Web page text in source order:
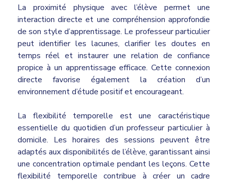
La proximité physique avec l’élève permet une
interaction directe et une compréhension approfondie
de son style d’apprentissage. Le professeur particulier
peut identifier les lacunes, clarifier les doutes en
temps réel et instaurer une relation de confiance
propice à un apprentissage efficace. Cette connexion
directe favorise également la création d’un
environnement d’étude positif et encourageant.
La flexibilité temporelle est une caractéristique
essentielle du quotidien d’un professeur particulier à
domicile. Les horaires des sessions peuvent être
adaptés aux disponibilités de l’élève, garantissant ainsi
une concentration optimale pendant les leçons. Cette
flexibilité temporelle contribue à créer un cadre